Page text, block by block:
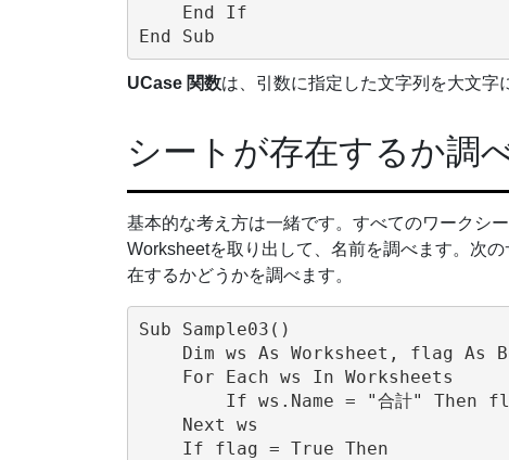
    End If
UCase 関数は、引数に指定した文字列を大文字
シートが存在するか調
基本的な考え方は一緒です。すべてのワークシ
Worksheetを取り出して、名前を調べます。次
在するかどうかを調べます。
Sub Sample03()
Dim ws As Worksheet, flag As
    For Each ws In Worksheets
If ws.Name = "合計" Then
    Next ws
    If flag = True Then